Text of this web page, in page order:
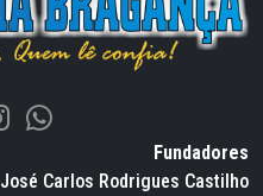
Fundadores
José Carlos Rodrigues Castilho